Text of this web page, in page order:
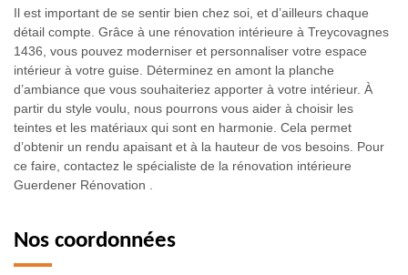
Il est important de se sentir bien chez soi, et d’ailleurs chaque
détail compte. Grâce à une rénovation intérieure à Treycovagnes
1436, vous pouvez moderniser et personnaliser votre espace
intérieur à votre guise. Déterminez en amont la planche
d’ambiance que vous souhaiteriez apporter à votre intérieur. À
partir du style voulu, nous pourrons vous aider à choisir les
teintes et les matériaux qui sont en harmonie. Cela permet
d’obtenir un rendu apaisant et à la hauteur de vos besoins. Pour
ce faire, contactez le spécialiste de la rénovation intérieure
Guerdener Rénovation .
Nos coordonnées